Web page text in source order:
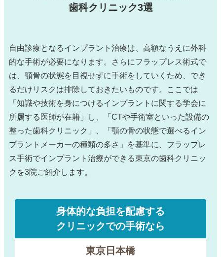
歯科クリニック3選
自由診療となるインプラント治療は、高額なうえに外科
的な手術が必要になります。さらにフラップレス術式で
は、顎骨の状態を目視せずに手術をしていくため、でき
るだけリスクは排除しておきたいものです。ここでは
「知識や技術を身につけるインプラントに関する学会に
所属する医師が在籍」し、「CTや手術室といった設備の
整った歯科クリニック」、「顎の骨の状態で選べるイン
プラントメーカーの種類の多さ」を基準に、フラップレ
ス手術でインプラント治療ができる東京の歯科クリニッ
クを3院ご紹介します。
身体的な負担を配慮する
クリニックでの手術なら
東京日本橋